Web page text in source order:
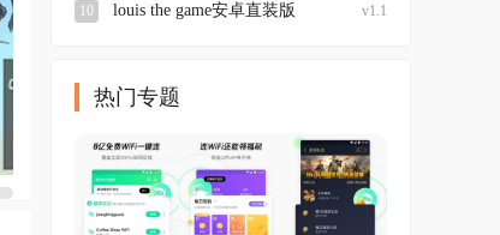
10 louis the game安卓直装版 v1.1
热门专题